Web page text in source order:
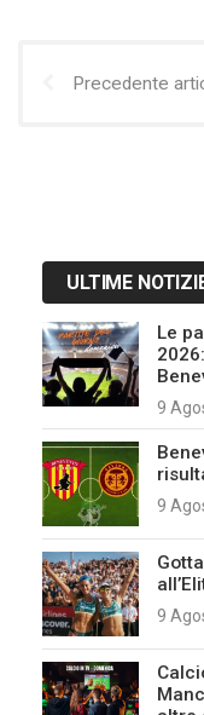
Precedente
ULTIME
Le
9
9
9